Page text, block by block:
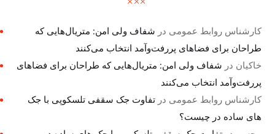
کارشناس روابط عمومی در شفاف ولی امن: متریال‌هایی که
طراحان برای فضاهای پررفت‌وآمد انتخاب می‌کنند
خاکیان در شفاف ولی امن: متریال‌هایی که طراحان برای فضاهای
پررفت‌وآمد انتخاب می‌کنند
کارشناس روابط عمومی درتفاوت جک سقفی تلسکوپی با جک
های ساده در چیست؟